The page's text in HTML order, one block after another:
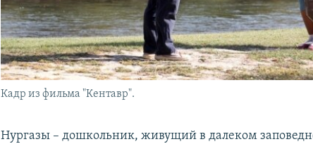
Кадр из фильма "Кентавр".
Нургазы – дошкольник, живущий в далеком